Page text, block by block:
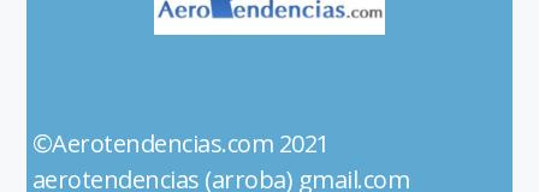
©Aerotendencias.com 2021
aerotendencias (arroba) gmail.com